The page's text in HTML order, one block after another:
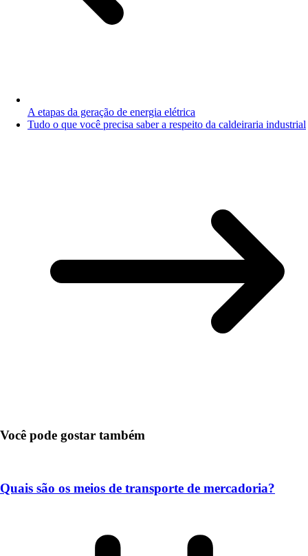
A etapas da geração de energia elétrica
Tudo o que você precisa saber a respeito da caldeiraria industrial
Você pode gostar também
Quais são os meios de transporte de mercadoria?